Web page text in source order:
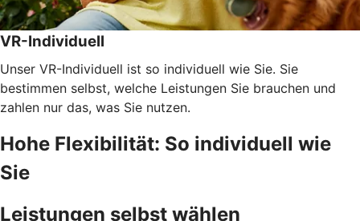
VR-Individuell
Unser VR-Individuell ist so individuell wie Sie. Sie
bestimmen selbst, welche Leistungen Sie brauchen und
zahlen nur das, was Sie nutzen.
Hohe Flexibilität: So individuell wie
Sie
Leistungen selbst wählen